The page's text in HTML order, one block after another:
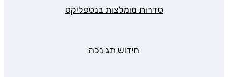
סדרות מומלצות בנטפליקס
חידוש תג נכה